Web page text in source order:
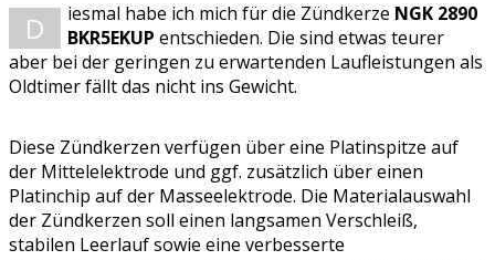
D iesmal habe ich mich für die Zündkerze NGK 2890
BKR5EKUP entschieden. Die sind etwas teurer
aber bei der geringen zu erwartenden Laufleistungen als
Oldtimer fällt das nicht ins Gewicht.
Diese Zündkerzen verfügen über eine Platinspitze auf
der Mittelelektrode und ggf. zusätzlich über einen
Platinchip auf der Masseelektrode. Die Materialauswahl
der Zündkerzen soll einen langsamen Verschleiß,
stabilen Leerlauf sowie eine verbesserte